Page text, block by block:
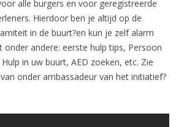
alle burgers en voor geregistreerde
Hierdoor ben je altijd op de
in de buurt?en kun je zelf alarm
onder andere: eerste hulp tips, Persoon
in uw buurt, AED zoeken, etc. Zie
onder ambassadeur van het initiatief?